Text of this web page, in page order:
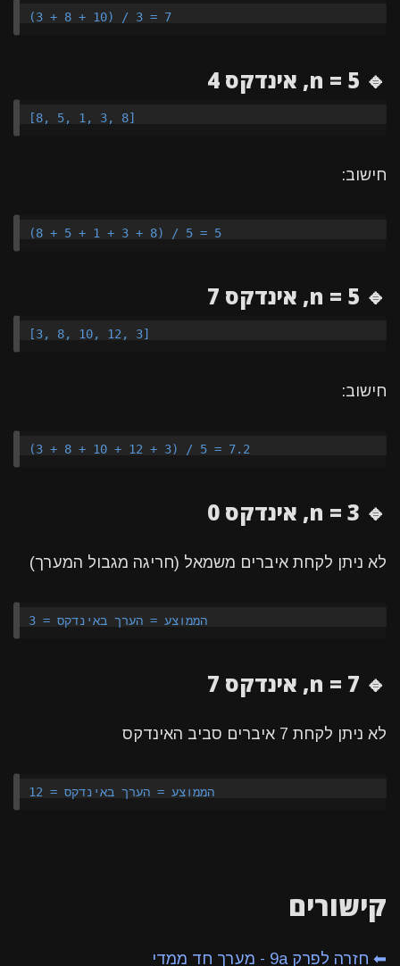
(3 + 8 + 10) / 3 = 7
🔹 n = 5, אינדקס 4
חישוב:
(8 + 5 + 1 + 3 + 8) / 5 = 5
🔹 n = 5, אינדקס 7
חישוב:
🔹 n = 3, אינדקס 0
לא ניתן לקחת איברים משמאל (חריגה מגבול המערך)
הממוצע = הערך באינדקס = 3
🔹 n = 7, אינדקס 7
לא ניתן לקחת 7 איברים סביב האינדקס
הממוצע = הערך באינדקס = 12
קישורים
⬅ חזרה לפרק 9a - מערך חד ממדי